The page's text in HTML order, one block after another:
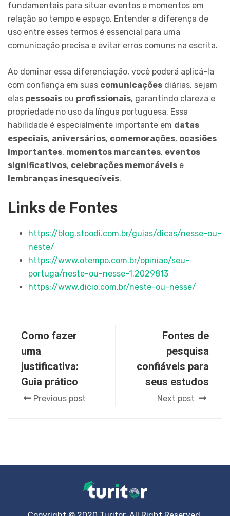
fundamentais para situar eventos e momentos em
relação ao tempo e espaço. Entender a diferença de
uso entre esses termos é essencial para uma
comunicação precisa e evitar erros comuns na escrita.
Ao dominar essa diferenciação, você poderá aplicá-la
com confiança em suas comunicações diárias, sejam
elas pessoais ou profissionais, garantindo clareza e
propriedade no uso da língua portuguesa. Essa
habilidade é especialmente importante em datas
especiais, aniversários, comemorações, ocasiões
importantes, momentos marcantes, eventos
significativos, celebrações memoráveis e
lembranças inesquecíveis.
Links de Fontes
https://blog.stoodi.com.br/guias/dicas/nesse-ou-
neste/
https://www.otempo.com.br/opiniao/seu-
portuga/neste-ou-nesse-1.2029813
https://www.dicio.com.br/neste-ou-nesse/
Como fazer
uma
justificativa:
Guia prático
Previous post
Fontes de
pesquisa
confiáveis para
seus estudos
Next post